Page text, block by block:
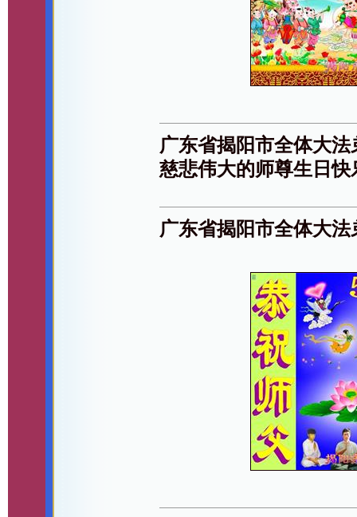
广东省揭阳市全体大
慈悲伟大的师尊生日快
广东省揭阳市全体大